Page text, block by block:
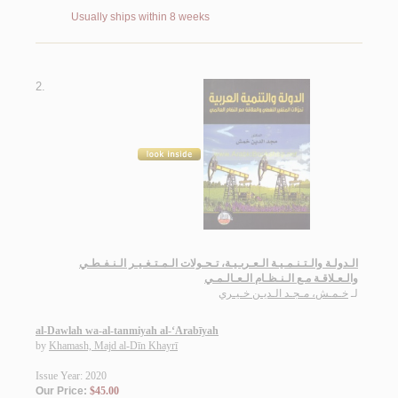
Usually ships within 8 weeks
2.
الـدولـة والـتـنـمـيـة الـعـربـيـة، تـحـولات الـمـتـغـيـر الـنـفـطـي
والـعـلاقـة مـع الـنـظـام الـعـالـمـي
لـ خـمـش، مـجـد الـديـن خـيـري
al-Dawlah wa-al-tanmiyah al-‘Arabīyah
by Khamash, Majd al-Dīn Khayrī
Issue Year: 2020
Our Price: $45.00